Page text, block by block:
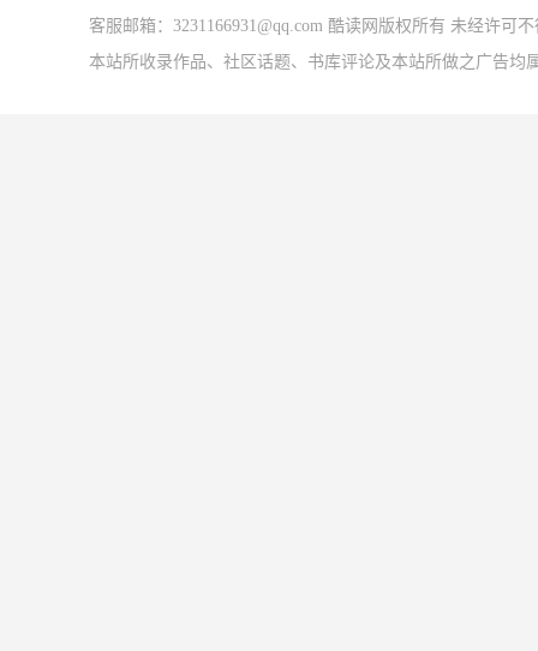
客服邮箱：3231166931@qq.com 酷读网版权所有 未经许可
本站所收录作品、社区话题、书库评论及本站所做之广告均